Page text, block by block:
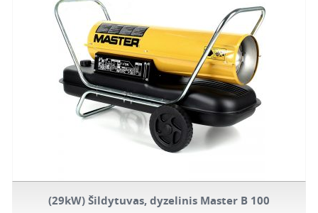
(29kW) Šildytuvas, dyzelinis Master B 100